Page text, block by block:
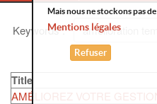
Keywords:
Title
AMÉLIOREZ VOTRE
Mais nous ne stockons pas
Mentions légales
Refuser